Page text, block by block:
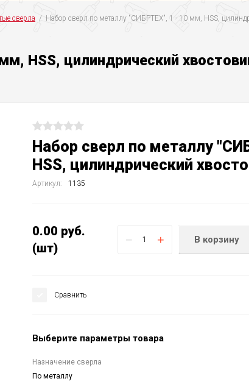
сверла
/  Набор сверл по металлу "СИБРТЕХ", 1 - 10 мм, HSS,
HSS, цилиндрический
Набор сверл по металлу
HSS, цилиндрический
Артикул: 1135
0.00 руб.
(шт)
− + В корзину
Сравнить
Выберите параметры товара
Назначение сверла
По металлу